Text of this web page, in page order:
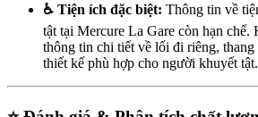
♿ Tiện ích đặc biệt: Thông tin về
tật tại Mercure La Gare còn hạn chế.
thông tin chi tiết về lối đi riêng,
thiết kế phù hợp cho người khuyết tật.